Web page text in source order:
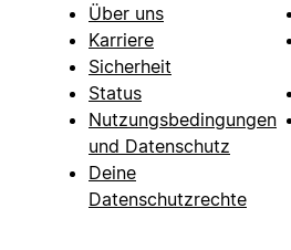
Über uns
Karriere
Sicherheit
Status
Nutzungsbedingungen
und Datenschutz
Deine
Datenschutzrechte